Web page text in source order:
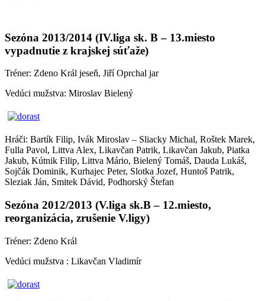
Sezóna 2013/2014 (IV.liga sk. B – 13.miesto
vypadnutie z krajskej súťaže)
Tréner: Zdeno Král jeseň, Jiří Oprchal jar
Vedúci mužstva: Miroslav Bielený
Hráči: Bartík Filip, Ivák Miroslav – Sliacky Michal, Roštek Marek,
Fulla Pavol, Littva Alex, Likavčan Patrik, Likavčan Jakub, Piatka
Jakub, Kútnik Filip, Littva Mário, Bielený Tomáš, Dauda Lukáš,
Sojčák Dominik, Kurhajec Peter, Slotka Jozef, Huntoš Patrik,
Sleziak Ján, Smitek Dávid, Podhorský Štefan
Sezóna 2012/2013 (V.liga sk.B – 12.miesto,
reorganizácia, zrušenie V.ligy)
Tréner: Zdeno Král
Vedúci mužstva : Likavčan Vladimír